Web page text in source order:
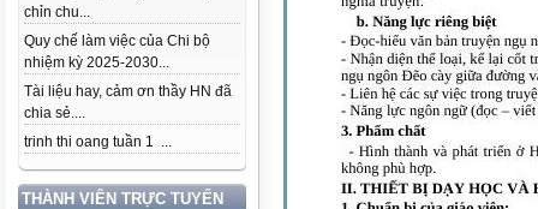
chỉn chu...
Quy chế làm việc của Chi bộ
nhiệm kỳ 2025-2030...
Tài liệu hay, cảm ơn thầy HN đã
chia sẻ....
trinh thi oang tuần 1 ...
THÀNH VIÊN TRỰC TUYẾN